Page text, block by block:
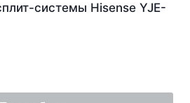
системы Hisense YJE-